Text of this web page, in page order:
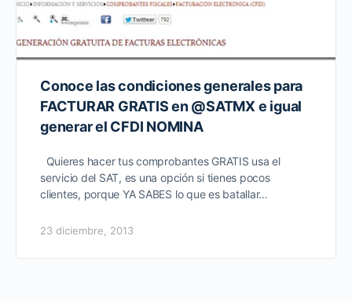
Conoce las condiciones generales para
FACTURAR GRATIS en @SATMX e igual
generar el CFDI NOMINA
Quieres hacer tus comprobantes GRATIS usa el
servicio del SAT, es una opción si tienes pocos
clientes, porque YA SABES lo que es batallar…
23 diciembre, 2013